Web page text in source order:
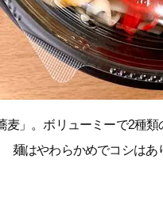
麦」。ボリューミーで2種
麺はやわらかめでコシはあ